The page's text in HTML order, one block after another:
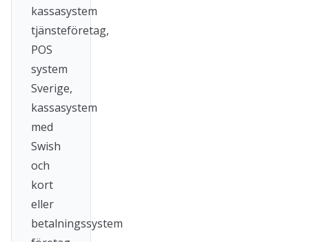
kassasystem
tjänsteföretag,
POS
system
Sverige,
kassasystem
med
Swish
och
kort
eller
betalningssystem